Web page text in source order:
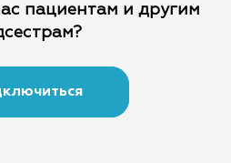
пациентам и другим